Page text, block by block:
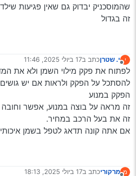
שהמוסכניק יבדוק גם שאין פגיעות
זה בגדול
י י. שטרןכתב ב17 ביולי 2025, 11:46
נערך לאחרונה על ידי
לפתוח את פקק מילוי השמן ולא את
להסתכל על הפקק ולראות אם יש גושים
הפקק במנוע
זה מראה על בוצה במנוע, אפשר
זה את בעל הרכב במחיר.
אם אתה קונה תדאג לטפל בשמן איכותי
מ מרקוריכתב ב17 ביולי 2025, 18:13